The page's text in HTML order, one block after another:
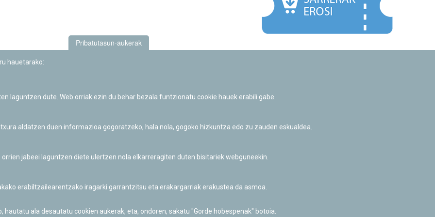
Informazio publikoa eskatzeko baimena
Pribatutasun-aukerak
hauetarako:
laguntzen dute. Web orriak ezin du behar bezala funtzionatu cookie hauek erabili gabe.
aldatzen duen informazioa gogoratzeko, hala nola, gogoko hizkuntza edo zu zauden eskualdea.
jabeei laguntzen diete ulertzen nola elkarreragiten duten bisitariek webguneekin.
erabiltzailearentzako iragarki garrantzitsu eta erakargarriak erakustea da asmoa.
ala desautatu cookien aukerak, eta, ondoren, sakatu "Gorde hobespenak" botoia.